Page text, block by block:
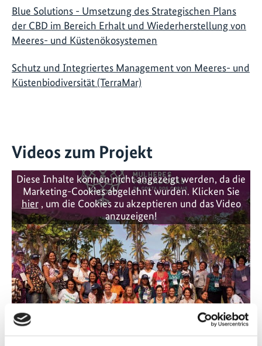
Blue Solutions - Umsetzung des Strategischen Plans
der CBD im Bereich Erhalt und Wiederherstellung von
Meeres- und Küstenökosystemen
Schutz und Integriertes Management von Meeres- und
Küstenbiodiversität (TerraMar)
Videos zum Projekt
Diese Inhalte können nicht angezeigt werden, da die
Marketing-Cookies abgelehnt wurden. Klicken Sie
hier, um die Cookies zu akzeptieren und das Video
anzuzeigen!
Rede de Mulheres Pescadoras da Costa dos